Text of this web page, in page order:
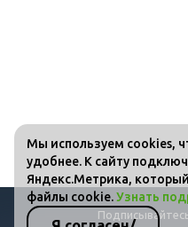
Мы используем cookies,
удобнее. К сайту
Яндекс.Метрика,
файлы cookie.Узнать